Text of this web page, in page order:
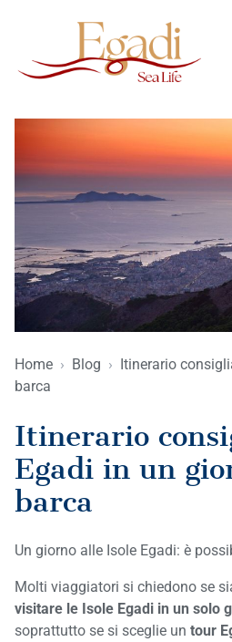
Home › Blog › Itinerario
barca
Itinerario
Egadi in un
barca
Un giorno alle Isole Egadi: è
Molti viaggiatori si chiedono se
visitare le Isole Egadi in un solo
soprattutto se si sceglie un tour